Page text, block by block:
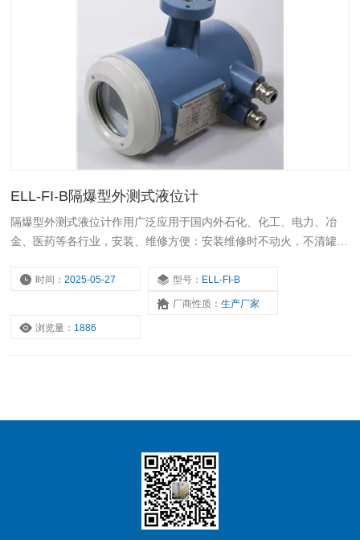
ELL-FI-B隔爆型外测式液位计
隔爆型外测式液位计作用广泛应用于国内外石化、化工、电力、冶
金、医药等各行业，安装、维修方便：安装维修时不动火，不清罐，
时间：2025-05-27 型号： ELL-FI-B
厂商性质： 生产厂家
浏览量： 1886